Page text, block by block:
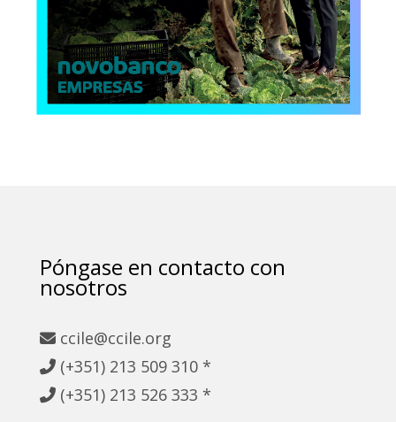
Póngase en contacto con
nosotros
ccile@ccile.org
(+351) 213 509 310 *
(+351) 213 526 333 *